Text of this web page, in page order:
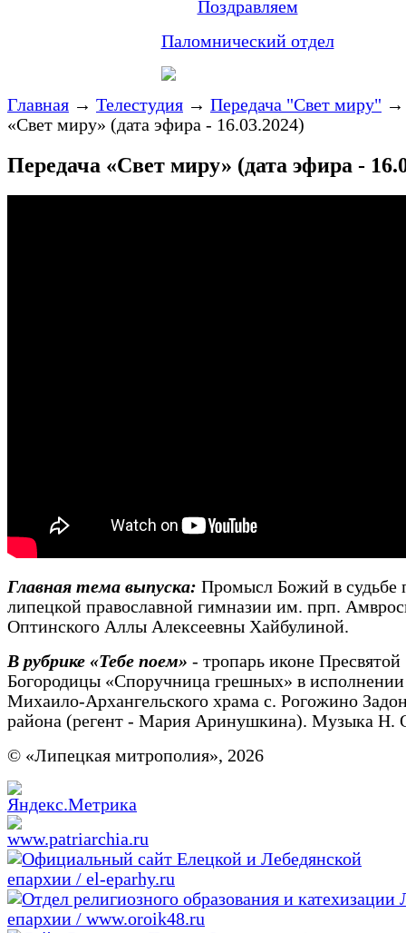
Поздравляем
Паломнический отдел
Главная → Телестудия → Передача "Свет миру"
«Свет миру» (дата эфира - 16.03.2024)
Передача «Свет миру» (дата эфира -
Главная тема выпуска: Промысл Божий в судьбе
липецкой православной гимназии им. прп.
Оптинского Аллы Алексеевны Хайбулиной.
В рубрике «Тебе поем» - тропарь иконе Пресвятой
Богородицы «Споручница грешных» в исполнении
Михаило-Архангельского храма с. Рогожино
района (регент - Мария Аринушкина). Музыка Н.
© «Липецкая митрополия», 2026